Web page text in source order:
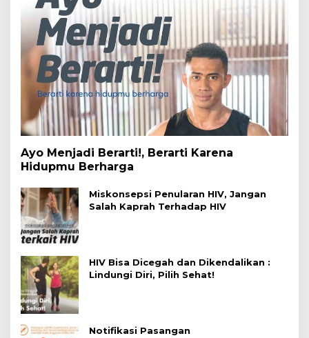
Ayo Menjadi Berarti!, Berarti Karena
Hidupmu Berharga
Miskonsepsi Penularan HIV, Jangan
Salah Kaprah Terhadap HIV
HIV Bisa Dicegah dan Dikendalikan :
Lindungi Diri, Pilih Sehat!
Notifikasi Pasangan